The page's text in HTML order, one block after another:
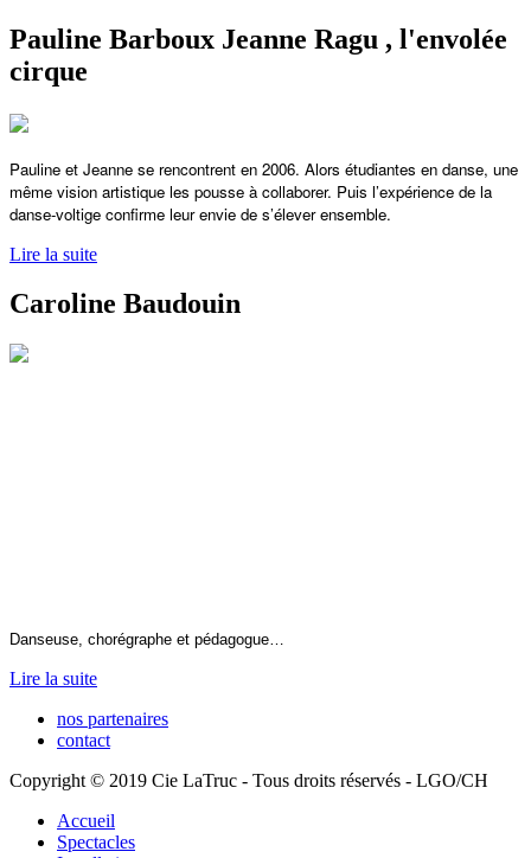
Pauline Barboux Jeanne Ragu , l'envolée
cirque
Pauline et Jeanne se rencontrent en 2006. Alors étudiantes en danse, une
même vision artistique les pousse à collaborer. Puis l’expérience de la
danse-voltige confirme leur envie de s’élever ensemble.
Lire la suite
Caroline Baudouin
Danseuse, chorégraphe et pédagogue…
Lire la suite
nos partenaires
contact
Copyright © 2019 Cie LaTruc - Tous droits réservés - LGO/CH
Accueil
Spectacles